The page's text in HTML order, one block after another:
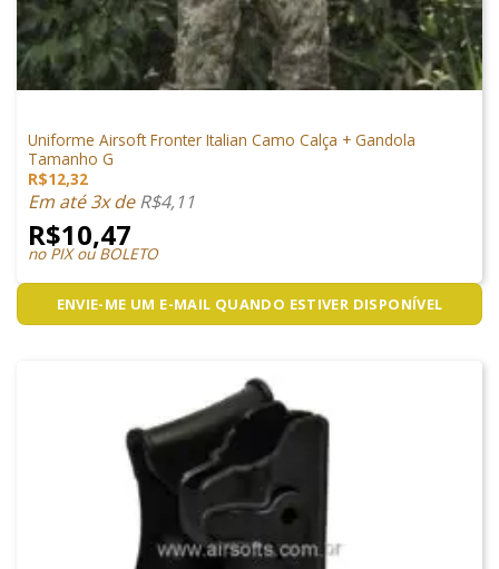
Uniforme Airsoft Fronter Italian Camo Calça + Gandola
Tamanho G
R$12,32
Em até 3x deR$4,11
R$10,47
no PIX ou BOLETO
ENVIE-ME UM E-MAIL QUANDO ESTIVER DISPONÍVEL